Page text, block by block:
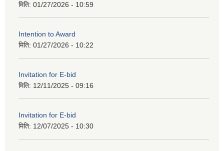
मिति: 01/27/2026 - 10:59
Intention to Award
मिति: 01/27/2026 - 10:22
Invitation for E-bid
मिति: 12/11/2025 - 09:16
Invitation for E-bid
मिति: 12/07/2025 - 10:30